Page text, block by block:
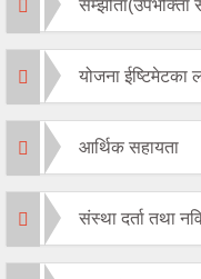
सम्झौता(उपभोक्ता
योजना ईष्टिमेटका
आर्थिक सहायता
संस्था दर्ता तथा